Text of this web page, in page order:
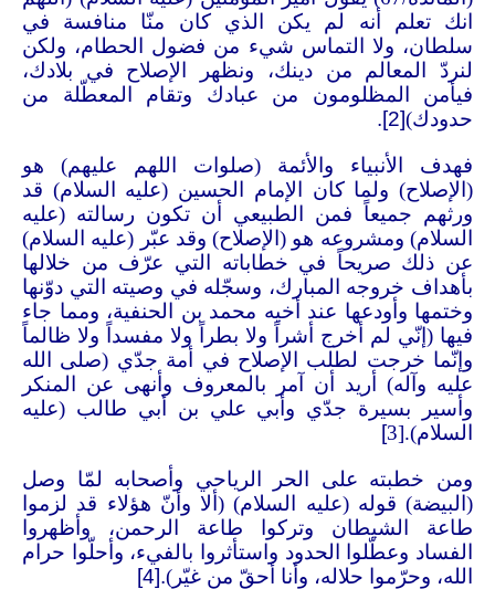
انك تعلم أنه لم يكن الذي كان منّا منافسة في
سلطان، ولا التماس شيء من فضول الحطام، ولكن
لنردّ المعالم من دينك، ونظهر الإصلاح في بلادك،
فيأمن المظلومون من عبادك وتقام المعطّلة من
حدودك)[2].
فهدف الأنبياء والأئمة (صلوات اللهم عليهم) هو
(الإصلاح) ولما كان الإمام الحسين (عليه السلام) قد
ورثهم جميعاً فمن الطبيعي أن تكون رسالته (عليه
السلام) ومشروعه هو (الإصلاح) وقد عبّر (عليه السلام)
عن ذلك صريحاً في خطاباته التي عرّف من خلالها
بأهداف خروجه المبارك، وسجّله في وصيته التي دوّنها
وختمها وأودعها عند أخيه محمد بن الحنفية، ومما جاء
فيها (إنّي لم أخرج أشراً ولا بطراً ولا مفسداً ولا ظالماً
وإنّما خرجت لطلب الإصلاح في أمة جدّي (صلى الله
عليه وآله) أريد أن آمر بالمعروف وأنهى عن المنكر
وأسير بسيرة جدّي وأبي علي بن أبي طالب (عليه
السلام).[3 ]
ومن خطبته على الحر الرياحي وأصحابه لمّا وصل
(البيضة) قوله (عليه السلام) (ألا وأنّ هؤلاء قد لزموا
طاعة الشيطان وتركوا طاعة الرحمن، وأظهروا
الفساد وعطّلوا الحدود واستأثروا بالفيء، وأحلّوا حرام
الله، وحرّموا حلاله، وأنا أحقّ من غيّر).[4]